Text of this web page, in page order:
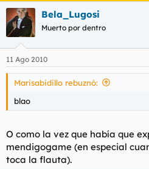
Bela_Lugosi
Muerto por dentro
11 Ago 2010
Marisabidillo rebuznó:
blao
O como la vez que había que
mendigogame (en especial
toca la flauta).